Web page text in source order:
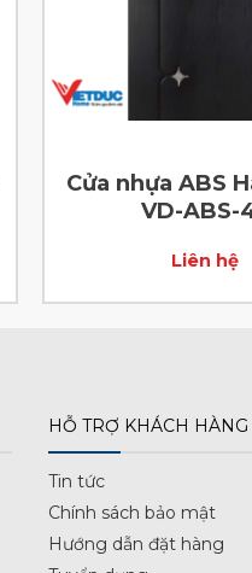
Cửa nhựa ABS
VD-ABS-
Liên hệ
HỖ TRỢ KHÁCH HÀNG
Tin tức
Chính sách bảo mật
Hướng dẫn đặt hàng